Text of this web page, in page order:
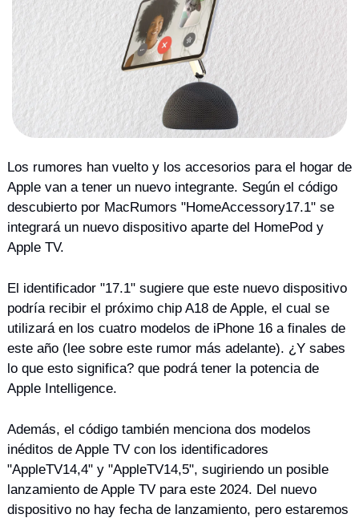
Los rumores han vuelto y los accesorios para el hogar de
Apple van a tener un nuevo integrante. Según el código
descubierto por MacRumors "HomeAccessory17.1" se
integrará un nuevo dispositivo aparte del HomePod y
Apple TV.
El identificador "17.1" sugiere que este nuevo dispositivo
podría recibir el próximo chip A18 de Apple, el cual se
utilizará en los cuatro modelos de iPhone 16 a finales de
este año (lee sobre este rumor más adelante). ¿Y sabes
lo que esto significa? que podrá tener la potencia de
Apple Intelligence.
Además, el código también menciona dos modelos
inéditos de Apple TV con los identificadores
"AppleTV14,4" y "AppleTV14,5", sugiriendo un posible
lanzamiento de Apple TV para este 2024. Del nuevo
dispositivo no hay fecha de lanzamiento, pero estaremos